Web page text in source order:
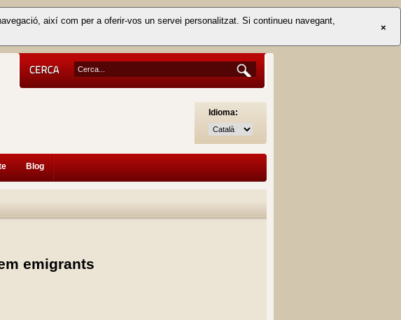
×
així com per a oferir-vos un servei personalitzat. Si continueu navegant,
Idioma:
Blog
emigrants